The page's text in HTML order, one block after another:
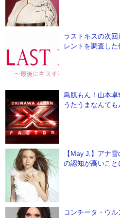
ラストキスの次
レントを調査した
鳥肌もん！山本卓
うたうまなんても
【May J.】アナ
の認知が高いこと
コンチータ・ウ